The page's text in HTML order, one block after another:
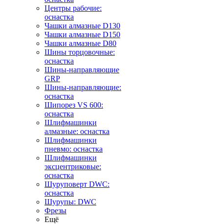
Центры рабочие:
оснастка
Чашки алмазные D130
Чашки алмазные D150
Чашки алмазные D80
Шины торцовочные:
оснастка
Шины-направляющие
GRP
Шины-направляющие:
оснастка
Шипорез VS 600:
оснастка
Шлифмашинки
алмазные: оснастка
Шлифмашинки
пневмо: оснастка
Шлифмашинки
эксцентриковые:
оснастка
Шуруповерт DWC:
оснастка
Шурупы: DWC
Фрезы
Ещё